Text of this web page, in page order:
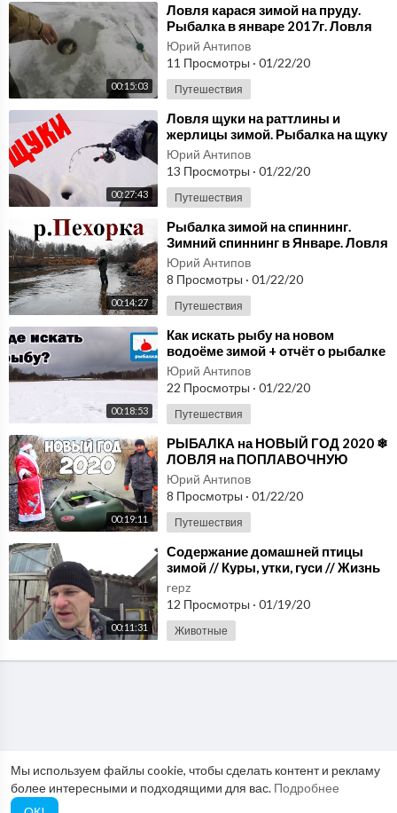
Мы используем файлы cookie, чтобы сделать контент и рекламу
более интересными и подходящими для вас. Подробнее
00:15:03
⁣Ловля карася зимой на пруду.
Рыбалка в январе 2017г. Ловля
на мормышку
Юрий Антипов
11 Просмотры · 01/22/20
Путешествия
00:27:43
⁣Ловля щуки на раттлины и
жерлицы зимой. Рыбалка на щуку
в январе 2020
Юрий Антипов
13 Просмотры · 01/22/20
Путешествия
00:14:27
⁣Рыбалка зимой на спиннинг.
Зимний спиннинг в Январе. Ловля
в Подмосковье на реке Пехорка
2020.
Юрий Антипов
8 Просмотры · 01/22/20
Путешествия
00:18:53
⁣Как искать рыбу на новом
водоёме зимой + отчёт о рыбалке
в январе
Юрий Антипов
22 Просмотры · 01/22/20
Путешествия
00:19:11
⁣РЫБАЛКА на НОВЫЙ ГОД 2020 ❄
ЛОВЛЯ на ПОПЛАВОЧНУЮ
УДОЧКУ ЗИМОЙ
Юрий Антипов
8 Просмотры · 01/22/20
Путешествия
00:11:31
⁣Содержание домашней птицы
зимой // Куры, утки, гуси // Жизнь
в деревне
repz
12 Просмотры · 01/19/20
Животные